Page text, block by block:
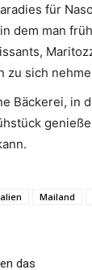
für
dem man
zu sich
Bäckerei, in
Mailand
das